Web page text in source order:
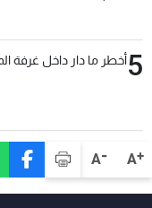
A+
A-
5أخطر ما دار داخل غرفة